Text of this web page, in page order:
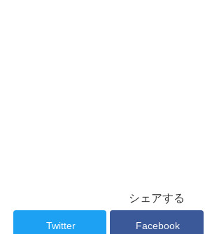
シェアする
Twitter Facebook